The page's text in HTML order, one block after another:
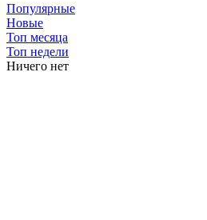
Популярные
Новые
Топ месяца
Топ недели
Ничего нет